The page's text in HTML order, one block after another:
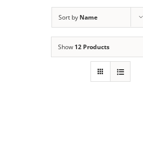
Sort by Name
Show 12 Products